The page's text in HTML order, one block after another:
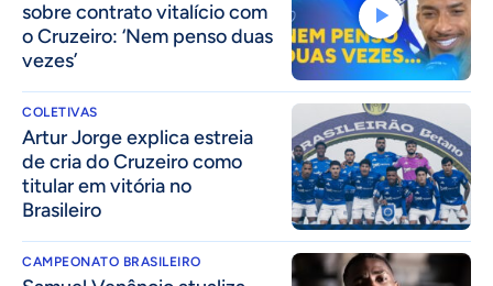
sobre contrato vitalício com
o Cruzeiro: ‘Nem penso duas
vezes’
COLETIVAS
Artur Jorge explica estreia
de cria do Cruzeiro como
titular em vitória no
Brasileiro
CAMPEONATO BRASILEIRO